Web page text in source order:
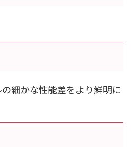
細かな性能差をより鮮明に